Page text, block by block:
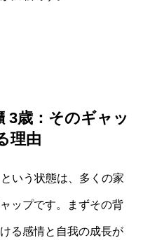
3歳：そのギャッ
理由
いう状態は、多くの家
ップです。まずその背
る感情と自我の成長が